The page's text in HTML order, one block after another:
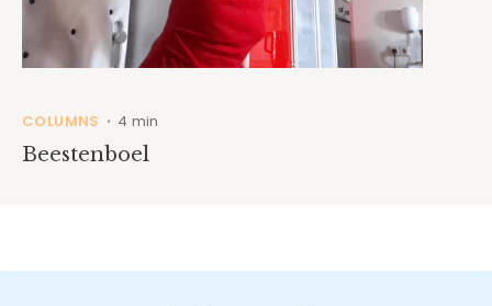
COLUMNS • 4 min
Beestenboel